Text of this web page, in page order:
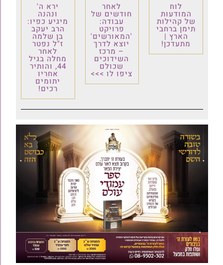
לוח
המודעות
של קהילות
תימן ברחבי
הארץ |
מתעדכן!
לאחר
חודשים של
עבודה:
פרויקט
'המאורשים'
יוצא לדרך
– מרכז
השידוכים
שכולם
ציפו לו >>>
ירא ה'
ונהנה
מיגיע כפיו:
הרב יעקב
בן שלמה
ז"ל נפטר
לאחר
מחלה בגיל
44, והותיר
אחריו
יתומים
רכים!